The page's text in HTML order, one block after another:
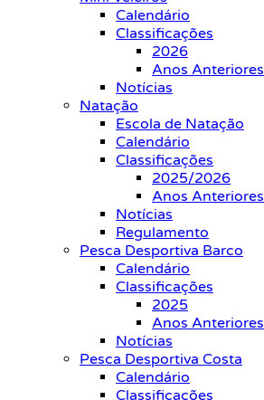
Calendário
Classificações
2026
Anos Anteriores
Notícias
Natação
Escola de Natação
Calendário
Classificações
2025/2026
Anos Anteriores
Notícias
Regulamento
Pesca Desportiva Barco
Calendário
Classificações
2025
Anos Anteriores
Notícias
Pesca Desportiva Costa
Calendário
Classificações